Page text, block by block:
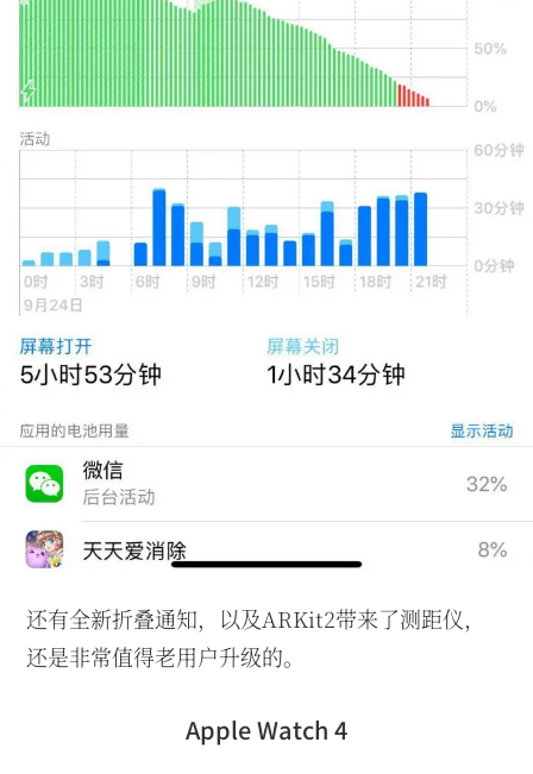
还有全新折叠通知，以及ARKit2带来了测距仪，
还是非常值得老用户升级的。
Apple Watch 4